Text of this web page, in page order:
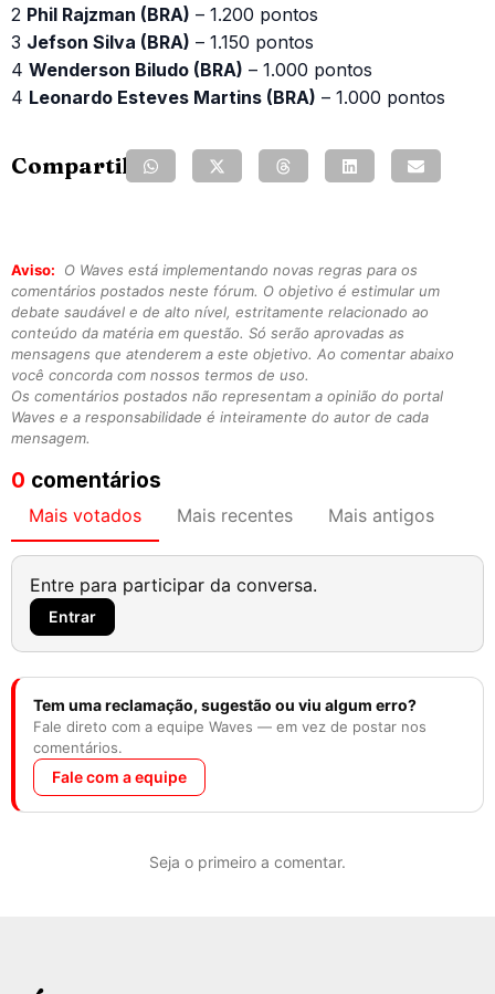
2 Phil Rajzman (BRA) – 1.200 pontos
3 Jefson Silva (BRA) – 1.150 pontos
4 Wenderson Biludo (BRA) – 1.000 pontos
4 Leonardo Esteves Martins (BRA) – 1.000 pontos
Compartilhe:
Aviso:
O Waves está implementando novas regras para os
comentários postados neste fórum. O objetivo é estimular um
debate saudável e de alto nível, estritamente relacionado ao
conteúdo da matéria em questão. Só serão aprovadas as
mensagens que atenderem a este objetivo. Ao comentar abaixo
você concorda com nossos termos de uso.
Os comentários postados não representam a opinião do portal
Waves e a responsabilidade é inteiramente do autor de cada
mensagem.
0 comentários
Mais votados Mais recentes Mais antigos
Entre para participar da conversa.
Entrar
Tem uma reclamação, sugestão ou viu algum erro?
Fale direto com a equipe Waves — em vez de postar nos
comentários.
Fale com a equipe
Seja o primeiro a comentar.